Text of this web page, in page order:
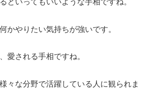
かやりたい気持ちが強いです。
愛される手相ですね。
々な分野で活躍している人に観られま